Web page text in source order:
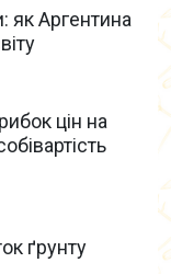
як Аргентина
цін на
ґрунту